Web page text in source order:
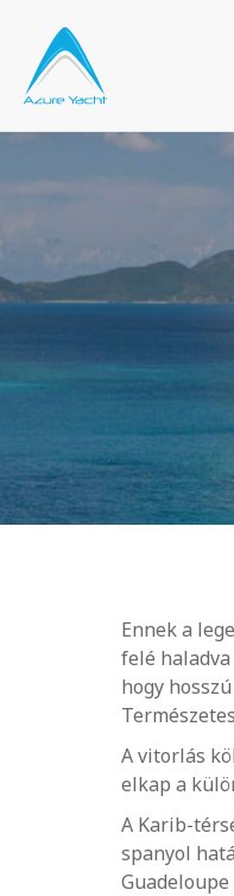
Ennek a
felé
hogy
A vitorlás
elkap a
A Karib-
spanyol